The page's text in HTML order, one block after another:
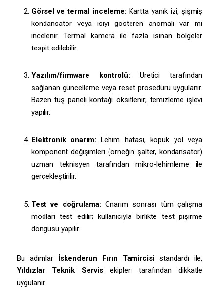
Görsel ve termal inceleme: Kartta yanık izi, şişmiş
kondansatör veya ısıyı gösteren anomali var mı
incelenir. Termal kamera ile fazla ısınan bölgeler
tespit edilebilir.
Yazılım/firmware kontrolü: Üretici tarafından
sağlanan güncelleme veya reset prosedürü uygulanır.
Bazen tuş paneli kontağı oksitlenir; temizleme işlevi
yapılır.
Elektronik onarım: Lehim hatası, kopuk yol veya
komponent değişimleri (örneğin şalter, kondansatör)
uzman teknisyen tarafından mikro-lehimleme ile
gerçekleştirilir.
Test ve doğrulama: Onarım sonrası tüm çalışma
modları test edilir; kullanıcıyla birlikte test pişirme
döngüsü yapılır.
Bu adımlar İskenderun Fırın Tamircisi standardı ile,
Yıldızlar Teknik Servisekipleri tarafından dikkatle
uygulanır.